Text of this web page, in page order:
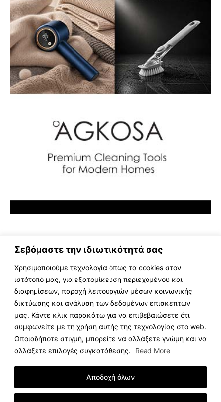
Σεβόμαστε την ιδιωτικότητά σας
Χρησιμοποιούμε τεχνολογία όπως τα cookies στον
ιστότοπό μας, για εξατομίκευση περιεχομένου και
διαφημίσεων, παροχή λειτουργιών μέσων κοινωνικής
δικτύωσης και ανάλυση των δεδομένων επισκεπτών
μας. Κάντε κλικ παρακάτω για να επιβεβαιώσετε ότι
συμφωνείτε με τη χρήση αυτής της τεχνολογίας στο web.
Οποιαδήποτε στιγμή, μπορείτε να αλλάξετε γνώμη και να
αλλάξετε επιλογές συγκατάθεσης.
Read More
Αποδοχή όλων
ΕΛΛΗΝΙΚΗ ΜΟΥΣΙΚΗ
TV SHOWS
EVENTS
ΘΕΑΤΡΟ
ΔΙΑΓΩΝΙΣΜΟΙ
STOA CULTURA
ΣΥΝΕΝΤΕΥΞΕΙΣ